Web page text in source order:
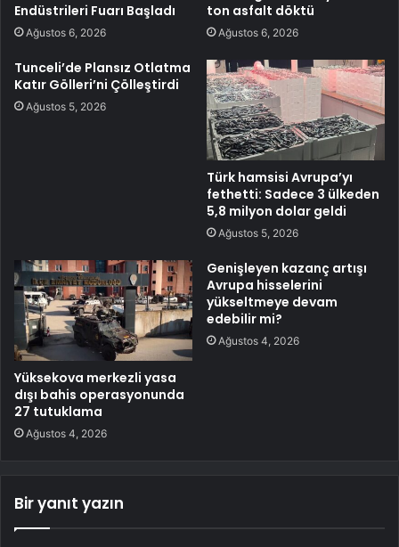
Endüstrileri Fuarı Başladı
Ağustos 6, 2026
ton asfalt döktü
Ağustos 6, 2026
Tunceli’de Plansız Otlatma
Katır Gölleri’ni Çölleştirdi
Ağustos 5, 2026
Türk hamsisi Avrupa’yı
fethetti: Sadece 3 ülkeden
5,8 milyon dolar geldi
Ağustos 5, 2026
Yüksekova merkezli yasa
dışı bahis operasyonunda
27 tutuklama
Ağustos 4, 2026
Genişleyen kazanç artışı
Avrupa hisselerini
yükseltmeye devam
edebilir mi?
Ağustos 4, 2026
Bir yanıt yazın